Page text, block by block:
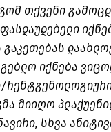
თქვენი
იქნება
მიიღო
სხვა